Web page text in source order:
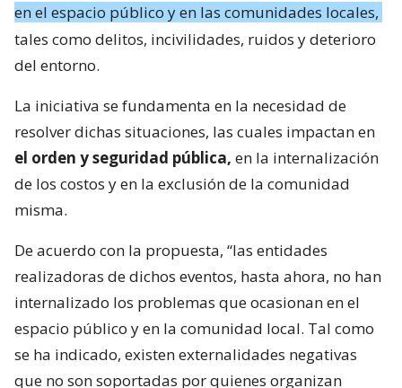
en el espacio público y en las comunidades locales,
tales como delitos, incivilidades, ruidos y deterioro
del entorno.
La iniciativa se fundamenta en la necesidad de
resolver dichas situaciones, las cuales impactan en
el orden y seguridad pública, en la internalización
de los costos y en la exclusión de la comunidad
misma.
De acuerdo con la propuesta, “las entidades
realizadoras de dichos eventos, hasta ahora, no han
internalizado los problemas que ocasionan en el
espacio público y en la comunidad local. Tal como
se ha indicado, existen externalidades negativas
que no son soportadas por quienes organizan